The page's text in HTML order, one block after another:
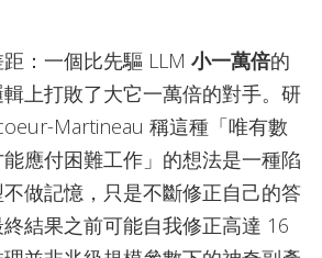
：一個比先驅 LLM 小一萬倍的
上打敗了大它一萬倍的對手。研
Martineau 稱這種「唯有數
應付困難工作」的想法是一種陷
做記憶，只是不斷修正自己的答
結果之前可能自我修正高達 16